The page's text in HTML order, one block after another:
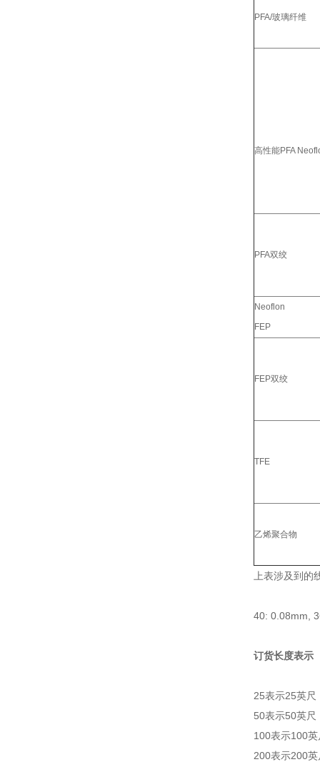
PFA/玻璃纤维
高性能PFA
PFA双绞
Neoflon
FEP
FEP双绞
TFE
乙烯聚合物
上表涉及到
40: 0.08mm,
订货长度表示
25表示25英尺
50表示50英尺
100表示100
200表示200